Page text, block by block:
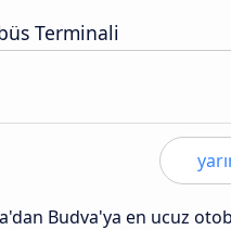
Terminali
Budva'ya en ucuz